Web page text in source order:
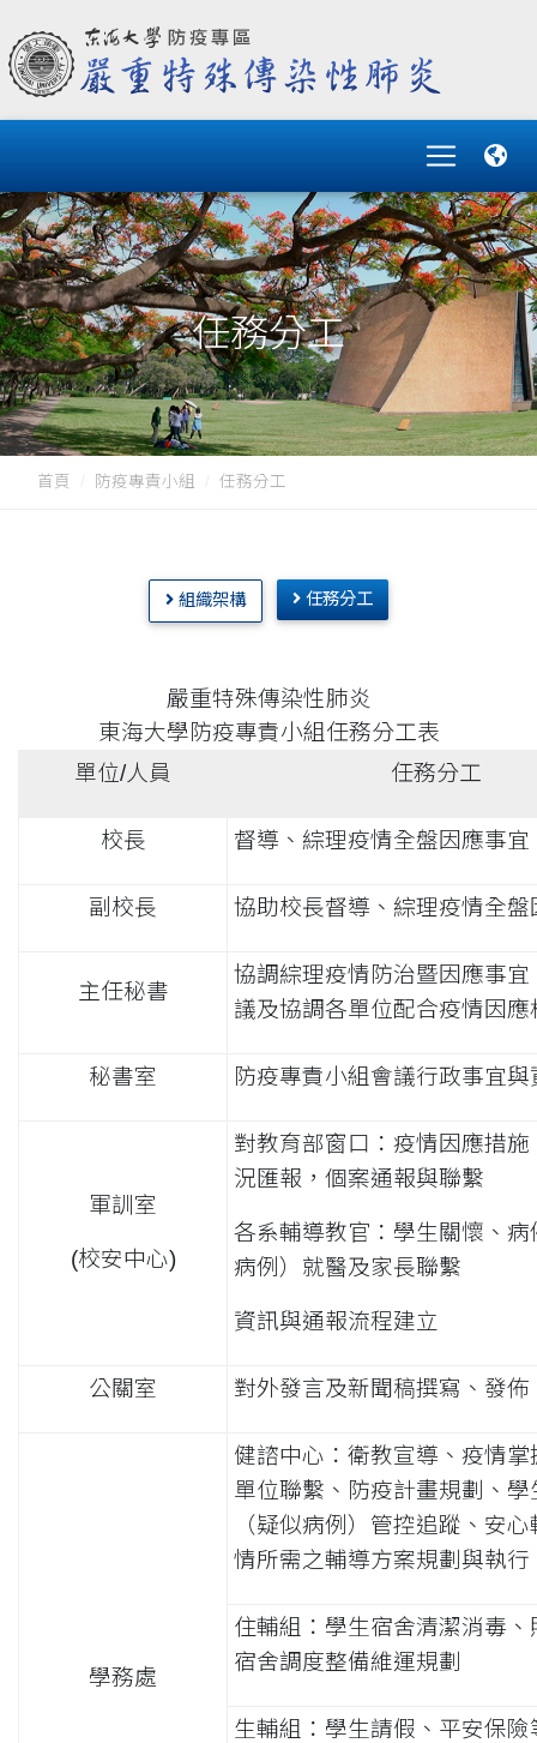
任務分工
首頁 防疫專責小組 任務分工
組織架構 任務分工
嚴重特殊傳染性肺炎
東海大學防疫專責小組任務分工表
單位/人員
任務分工
校長 督導、綜理疫情全盤因應事宜
副校長 協助校長督導、綜理疫情全盤
主任秘書
協調綜理疫情防治暨因應事宜
議及協調各單位配合疫情因應
秘書室 防疫專責小組會議行政事宜與
軍訓室
(校安中心)
對教育部窗口：疫情因應措施
況匯報，個案通報與聯繫
各系輔導教官：學生關懷、病
病例）就醫及家長聯繫
資訊與通報流程建立
公關室 對外發言及新聞稿撰寫、發佈
學務處
健諮中心：衛教宣導、疫情掌
單位聯繫、防疫計畫規劃、學
（疑似病例）管控追蹤、安
情所需之輔導方案規劃與執行
住輔組：學生宿舍清潔消毒、
宿舍調度整備維運規劃
生輔組：學生請假、平安保險